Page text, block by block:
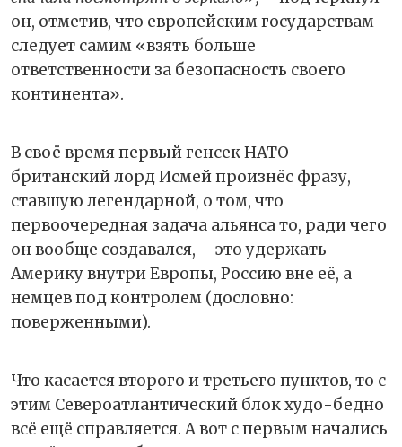
он, отметив, что европейским государствам
следует самим «взять больше
ответственности за безопасность своего
континента».
В своё время первый генсек НАТО
британский лорд Исмей произнёс фразу,
ставшую легендарной, о том, что
первоочередная задача альянса то, ради чего
он вообще создавался, – это удержать
Америку внутри Европы, Россию вне её, а
немцев под контролем (дословно:
поверженными).
Что касается второго и третьего пунктов, то с
этим Североатлантический блок худо-бедно
всё ещё справляется. А вот с первым начались